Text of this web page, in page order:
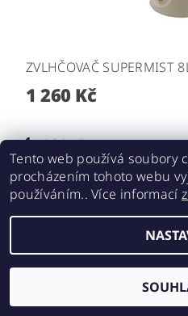
ZVLHČOVAČ SUPERMIST
1 260 Kč
1položek celkem
,
Tento web používá soubory
procházením tohoto webu
používáním.. Více informací